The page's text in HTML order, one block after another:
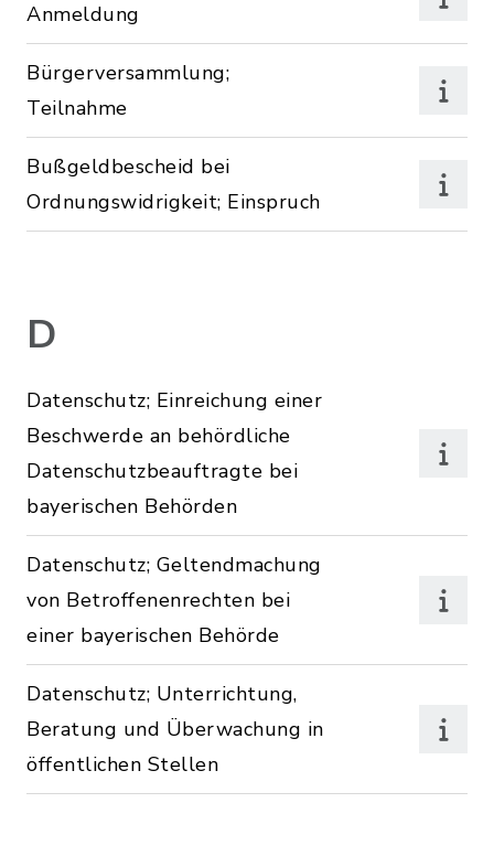
Anmeldung
Bürgerversammlung;
Teilnahme
Bußgeldbescheid bei
Ordnungswidrigkeit; Einspruch
D
Datenschutz; Einreichung einer
Beschwerde an behördliche
Datenschutzbeauftragte bei
bayerischen Behörden
Datenschutz; Geltendmachung
von Betroffenenrechten bei
einer bayerischen Behörde
Datenschutz; Unterrichtung,
Beratung und Überwachung in
öffentlichen Stellen